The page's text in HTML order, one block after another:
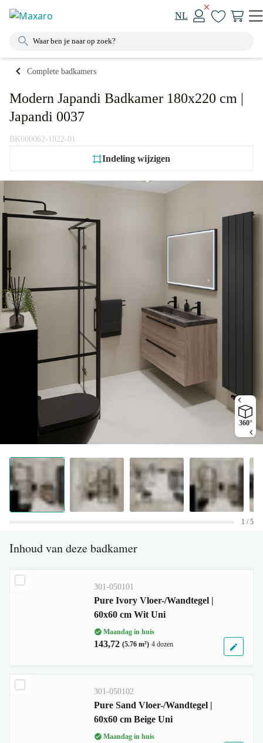
NL
Complete badkamers
Modern Japandi Badkamer 180x220 cm |
Japandi 0037
BK000062-1822-01
Indeling wijzigen
360°
1 / 5
Inhoud van deze badkamer
301-050101
Pure Ivory Vloer-/Wandtegel |
60x60 cm Wit Uni
Maandag in huis
143,72 (5.76 m²) 4 dozen
301-050102
Pure Sand Vloer-/Wandtegel |
60x60 cm Beige Uni
Maandag in huis